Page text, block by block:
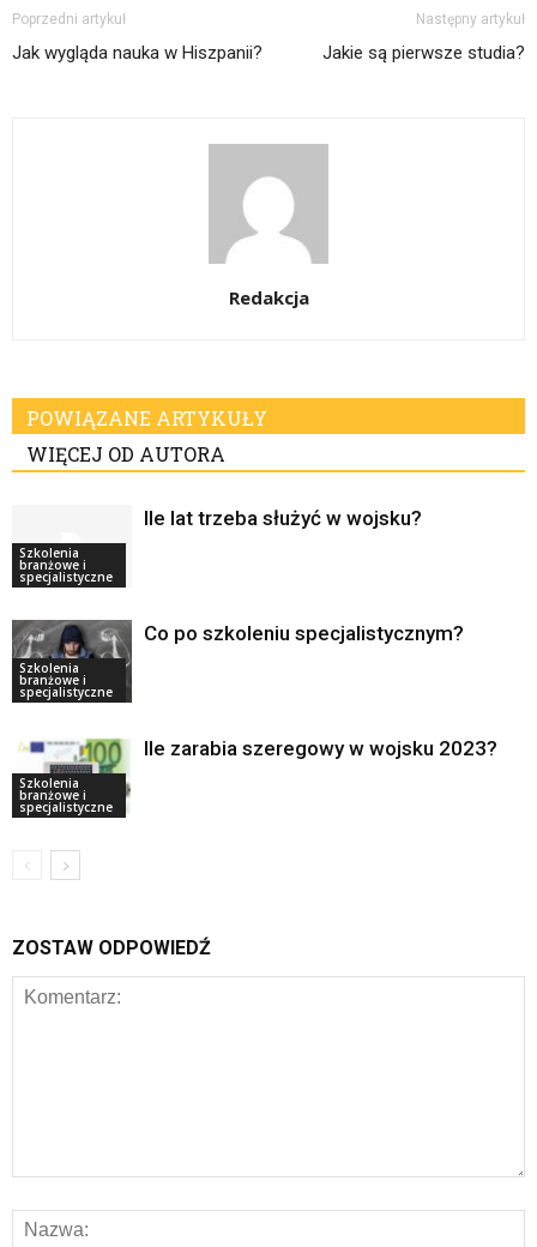
Poprzedni artykuł
Jak wygląda nauka w Hiszpanii?
Następny artykuł
Jakie są pierwsze studia?
Redakcja
POWIĄZANE ARTYKUŁY
WIĘCEJ OD AUTORA
Szkolenia
branżowe i
specjalistyczne
Ile lat trzeba służyć w wojsku?
Szkolenia
branżowe i
specjalistyczne
Co po szkoleniu specjalistycznym?
Szkolenia
branżowe i
specjalistyczne
Ile zarabia szeregowy w wojsku 2023?
ZOSTAW ODPOWIEDŹ